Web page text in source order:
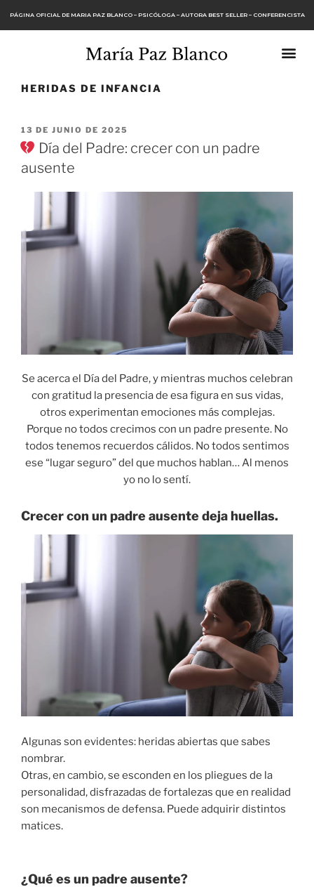
PÁGINA OFICIAL DE MARIA PAZ BLANCO – PSICÓLOGA – AUTORA BEST SELLER – CONFERENCISTA
HERIDAS DE INFANCIA
13 DE JUNIO DE 2025
Día del Padre: crecer con un padre
ausente
Se acerca el Día del Padre, y mientras muchos celebran
con gratitud la presencia de esa figura en sus vidas,
otros experimentan emociones más complejas.
Porque no todos crecimos con un padre presente. No
todos tenemos recuerdos cálidos. No todos sentimos
ese “lugar seguro” del que muchos hablan… Al menos
yo no lo sentí.
Crecer con un padre ausente deja huellas.
Algunas son evidentes: heridas abiertas que sabes
nombrar.
Otras, en cambio, se esconden en los pliegues de la
personalidad, disfrazadas de fortalezas que en realidad
son mecanismos de defensa. Puede adquirir distintos
matices.
¿Qué es un padre ausente?